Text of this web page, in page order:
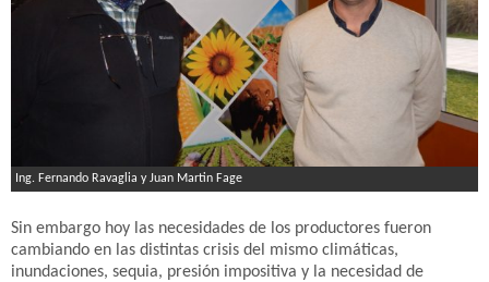
Ing. Fernando Ravaglia y Juan Martin Fage
Sin embargo hoy las necesidades de los productores fueron
cambiando en las distintas crisis del mismo climáticas,
inundaciones, sequia, presión impositiva y la necesidad de